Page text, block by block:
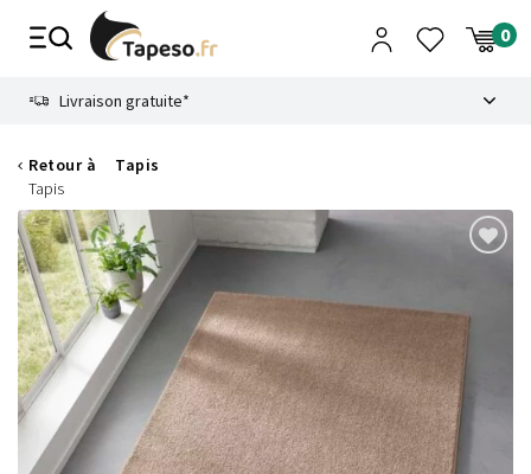
Livraison gratuite*
Retour à
Tapis
Tapis